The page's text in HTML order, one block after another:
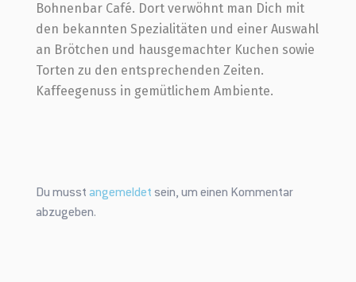
Bohnenbar Café. Dort verwöhnt man Dich mit
den bekannten Spezialitäten und einer Auswahl
an Brötchen und hausgemachter Kuchen sowie
Torten zu den entsprechenden Zeiten.
Kaffeegenuss in gemütlichem Ambiente.
Du musst angemeldet sein, um einen Kommentar
abzugeben.